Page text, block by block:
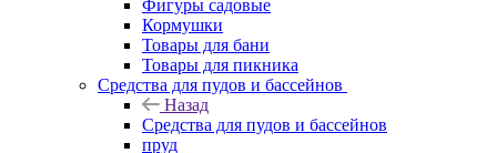
Фигуры садовые
Кормушки
Товары для бани
Товары для пикника
Средства для пудов и бассейнов
Назад
Средства для пудов и бассейнов
пруд